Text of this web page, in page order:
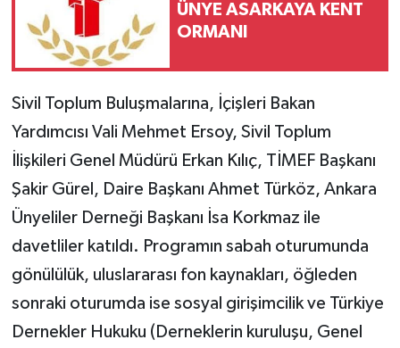
ÜNYE ASARKAYA KENT
ORMANI
Sivil Toplum Buluşmalarına, İçişleri Bakan
Yardımcısı Vali Mehmet Ersoy, Sivil Toplum
İlişkileri Genel Müdürü Erkan Kılıç, TİMEF Başkanı
Şakir Gürel, Daire Başkanı Ahmet Türköz, Ankara
Ünyeliler Derneği Başkanı İsa Korkmaz ile
davetliler katıldı. Programın sabah oturumunda
gönülülük, uluslararası fon kaynakları, öğleden
sonraki oturumda ise sosyal girişimcilik ve Türkiye
Dernekler Hukuku (Derneklerin kuruluşu, Genel